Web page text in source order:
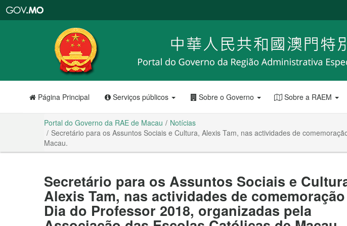
RAE
de
Macau
Página Principal Serviços públicos Sobre o Governo Sobre a RAEM
Portal do Governo da RAE de Macau
Notícias
Secretário para os Assuntos Sociais e Cultura, Alexis Tam, nas actividades de
Macau.
Secretário para os Assuntos Sociais e
Alexis Tam, nas actividades de
Dia do Professor 2018, organizadas pela